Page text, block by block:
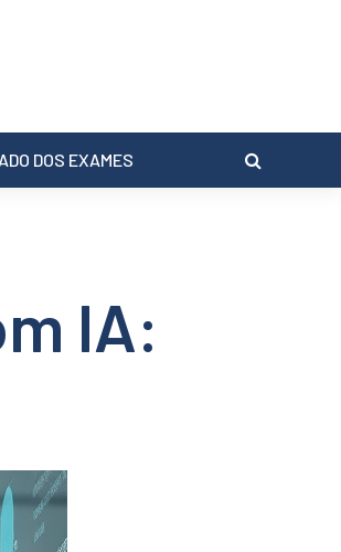
DOS EXAMES
IA: